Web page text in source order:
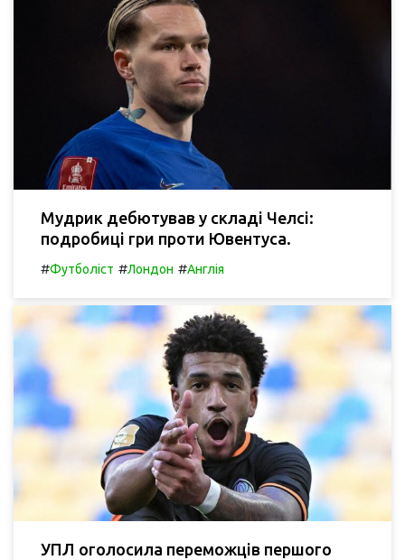
Мудрик дебютував у складі Челсі:
подробиці гри проти Ювентуса.
#Футболіст #Лондон #Англія
УПЛ оголосила переможців першого